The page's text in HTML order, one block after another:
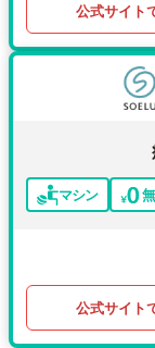
公式サイト
マシン
公式サイト